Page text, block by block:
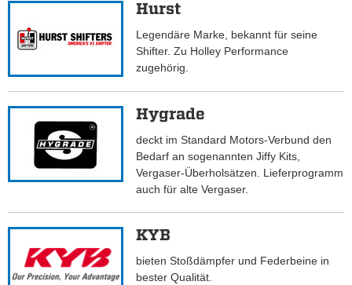
Hurst
Legendäre Marke, bekannt für seine
Shifter. Zu Holley Performance
zugehörig.
Hygrade
deckt im Standard Motors-Verbund den
Bedarf an sogenannten Jiffy Kits,
Vergaser-Überholsätzen. Lieferprogramm
auch für alte Vergaser.
KYB
bieten Stoßdämpfer und Federbeine in
bester Qualität.